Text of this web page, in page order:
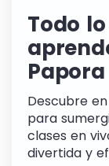
Todo
Papora
Descubre
para
clases en
divertida y